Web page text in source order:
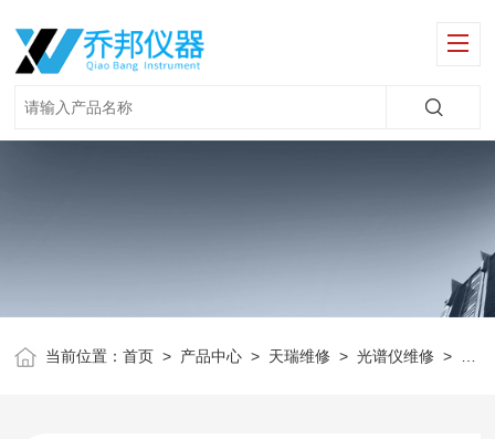
当前位置：首页 > 产品中心 > 天瑞维修 >光谱仪维修 >